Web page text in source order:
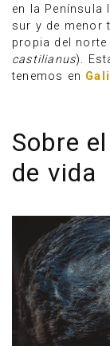
en la Península
sur y de menor
propia del
castilianus).
tenemos en
Sobre
de vida